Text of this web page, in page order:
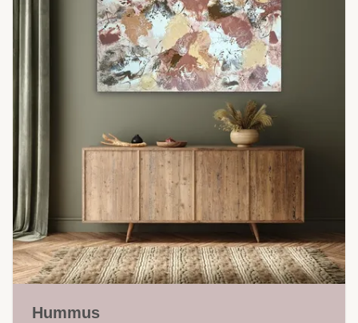
Hummus